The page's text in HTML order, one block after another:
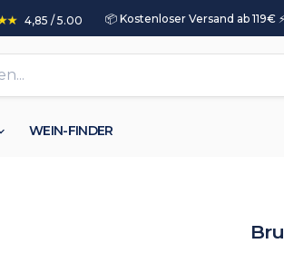
4,85 / 5.00 📦 Kostenloser Versand ab 119€
WEIN-FINDER